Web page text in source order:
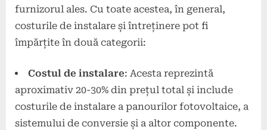
furnizorul ales. Cu toate acestea, în general,
costurile de instalare și întreținere pot fi
împărțite în două categorii:
Costul de instalare: Acesta reprezintă
aproximativ 20-30% din prețul total și include
costurile de instalare a panourilor fotovoltaice, a
sistemului de conversie și a altor componente.